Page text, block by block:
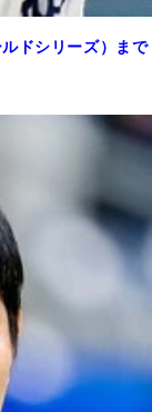
ドシリーズ）まで